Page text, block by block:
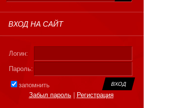
ВХОД НА САЙТ
Логин:
Пароль:
запомнить
Забыл пароль| Регистрация